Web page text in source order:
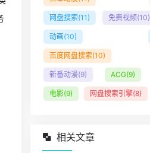
网盘搜索(11) 免费视频(10)
动画(10)
百度网盘搜索(10)
新番动漫(9) ACG(9)
电影(9) 网盘搜索引擎(8)
相关文章